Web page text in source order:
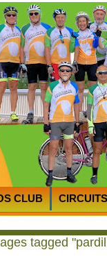
CLUB
CIRCUITS
tagged